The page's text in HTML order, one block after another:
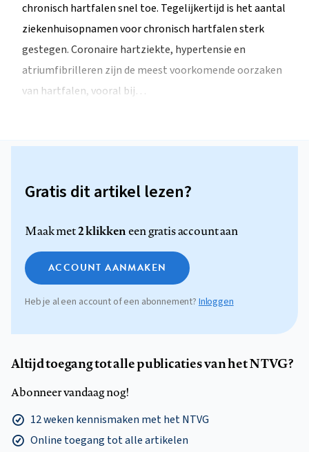
chronisch hartfalen snel toe. Tegelijkertijd is het aantal
ziekenhuisopnamen voor chronisch hartfalen sterk
gestegen. Coronaire hartziekte, hypertensie en
atriumfibrilleren zijn de meest voorkomende oorzaken
van hartfalen, vooral bij…
Gratis dit artikel lezen?
Maak met2 klikkeneen gratis account aan
ACCOUNT AANMAKEN
Heb je al een account of een abonnement? Inloggen
Altijd toegang tot alle publicaties van het NTVG?
Abonneer vandaag nog!
12 weken kennismaken met het NTVG
Online toegang tot alle artikelen